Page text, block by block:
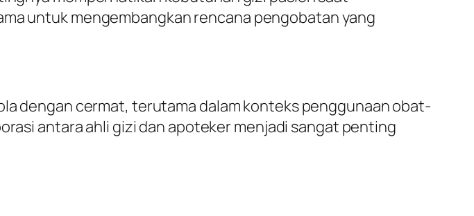
untuk mengembangkan rencana pengobatan yang
dengan cermat, terutama dalam konteks penggunaan obat-
antara ahli gizi dan apoteker menjadi sangat penting